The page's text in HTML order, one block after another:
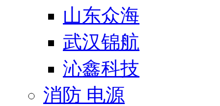
山东众海
武汉锦航
沁鑫科技
消防 电源